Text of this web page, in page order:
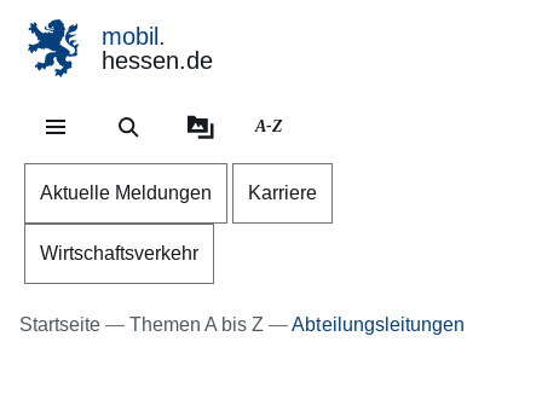
mobil.
hessen.de
A-Z
Aktuelle Meldungen Karriere
Wirtschaftsverkehr
Startseite Themen A bis Z Abteilungsleitungen